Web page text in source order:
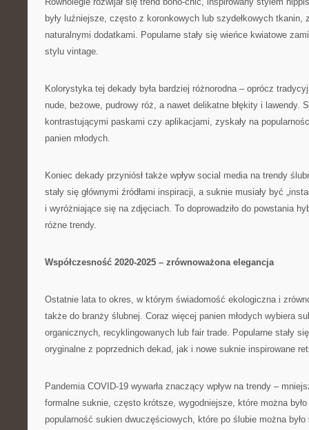
były luźniejsze, często z koronkowych lub szydełkowych tkanin,
naturalnymi dodatkami. Popularne stały się wieńce kwiatowe
stylu vintage.
Kolorystyka tej dekady była bardziej różnorodna – oprócz
nude, beżowe, pudrowy róż, a nawet delikatne błękity i lawendy.
kontrastującymi paskami czy aplikacjami, zyskały na
panien młodych.
Koniec dekady przyniósł także wpływ social media na trendy
stały się głównymi źródłami inspiracji, a suknie musiały być
i wyróżniające się na zdjęciach. To doprowadziło do powstania
różne trendy.
Współczesność 2020-2025 – zrównoważona elegancja
Ostatnie lata to okres, w którym świadomość ekologiczna i
także do branży ślubnej. Coraz więcej panien młodych wybiera
organicznych, recyklingowanych lub fair trade. Popularne stały
oryginalne z poprzednich dekad, jak i nowe suknie inspirowane
Pandemia COVID-19 wywarła znaczący wpływ na trendy –
formalne suknie, często krótsze, wygodniejsze, które można było
popularność sukien dwuczęściowych, które po ślubie można